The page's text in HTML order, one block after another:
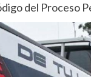
del Proceso